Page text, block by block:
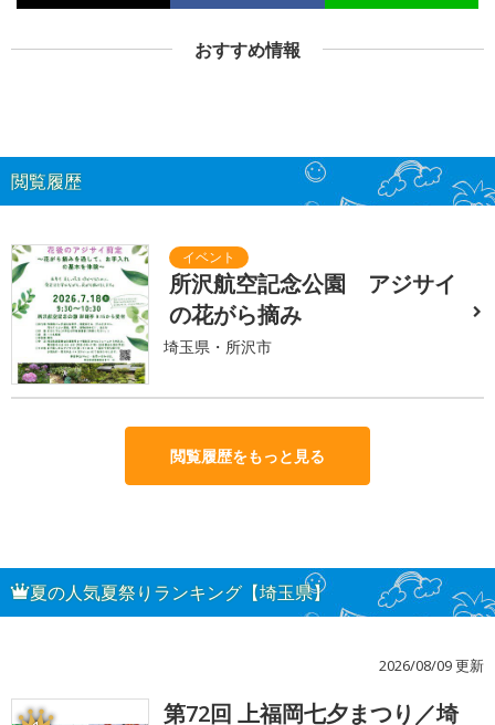
おすすめ情報
閲覧履歴
所沢航空記念公園 アジサイ
の花がら摘み
埼玉県・所沢市
閲覧履歴をもっと見る
夏の人気夏祭りランキング【埼玉県】
2026/08/09 更新
第72回 上福岡七夕まつり／埼